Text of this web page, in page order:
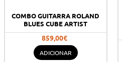
COMBO GUITARRA ROLAND
BLUES CUBE ARTIST
859,00€
ADICIONAR